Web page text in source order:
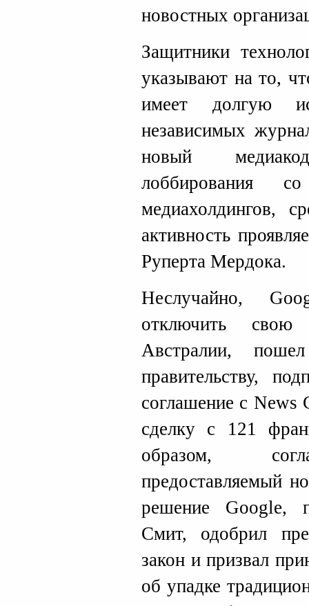
новостных
Защитники
указывают на то,
имеет долгую
независимых
новый
лоббирования
медиахолдингов,
активность
Руперта Мердока.
Неслучайно,
отключить
Австралии,
правительству,
соглашение с News
сделку с 121
образом,
предоставляемый
решение Google,
Смит, одобрил
закон и призвал
об упадке